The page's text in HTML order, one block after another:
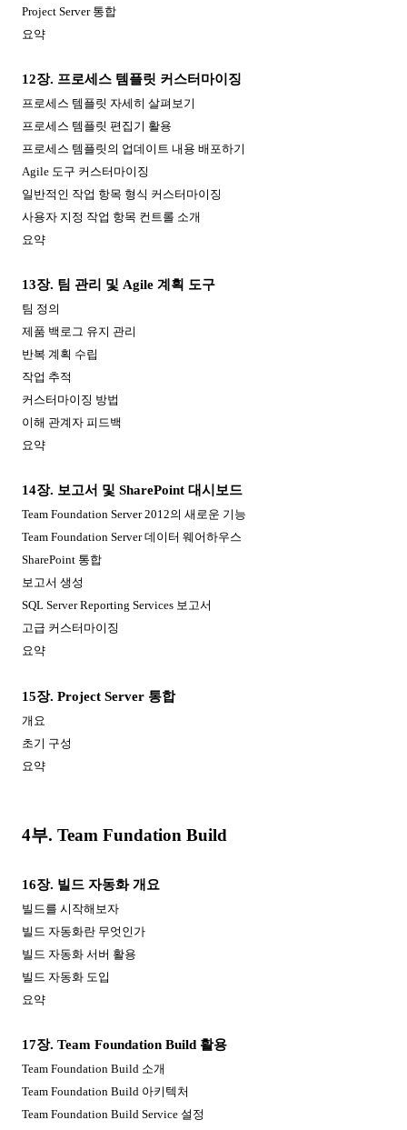
Project Server 통합
요약
12장. 프로세스 템플릿 커스터마이징
프로세스 템플릿 자세히 살펴보기
프로세스 템플릿 편집기 활용
프로세스 템플릿의 업데이트 내용 배포하기
Agile 도구 커스터마이징
일반적인 작업 항목 형식 커스터마이징
사용자 지정 작업 항목 컨트롤 소개
요약
13장. 팀 관리 및 Agile 계획 도구
팀 정의
제품 백로그 유지 관리
반복 계획 수립
작업 추적
커스터마이징 방법
이해 관계자 피드백
요약
14장. 보고서 및 SharePoint 대시보드
Team Foundation Server 2012의 새로운 기능
Team Foundation Server데이터 웨어하우스
SharePoint 통합
보고서 생성
SQL Server Reporting Services 보고서
고급 커스터마이징
요약
15장. Project Server 통합
개요
초기 구성
요약
4부. Team Fundation Build
16장. 빌드 자동화 개요
빌드를 시작해보자
빌드 자동화란 무엇인가
빌드 자동화 서버 활용
빌드 자동화 도입
요약
17장. Team Foundation Build 활용
Team Foundation Build 소개
Team Foundation Build 아키텍처
Team Foundation Build Service 설정